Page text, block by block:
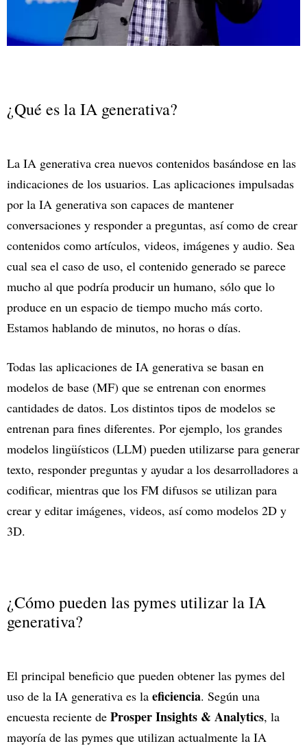
¿Qué es la IA generativa?
La IA generativa crea nuevos contenidos basándose en las
indicaciones de los usuarios. Las aplicaciones impulsadas
por la IA generativa son capaces de mantener
conversaciones y responder a preguntas, así como de crear
contenidos como artículos, videos, imágenes y audio. Sea
cual sea el caso de uso, el contenido generado se parece
mucho al que podría producir un humano, sólo que lo
produce en un espacio de tiempo mucho más corto.
Estamos hablando de minutos, no horas o días.
Todas las aplicaciones de IA generativa se basan en
modelos de base (MF) que se entrenan con enormes
cantidades de datos. Los distintos tipos de modelos se
entrenan para fines diferentes. Por ejemplo, los grandes
modelos lingüísticos (LLM) pueden utilizarse para generar
texto, responder preguntas y ayudar a los desarrolladores a
codificar, mientras que los FM difusos se utilizan para
crear y editar imágenes, videos, así como modelos 2D y
3D.
¿Cómo pueden las pymes utilizar la IA
generativa?
El principal beneficio que pueden obtener las pymes del
uso de la IA generativa es la eficiencia. Según una
encuesta reciente de Prosper Insights & Analytics, la
mayoría de las pymes que utilizan actualmente la IA